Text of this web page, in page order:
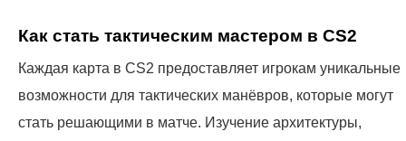
Как стать тактическим мастером в CS2
Каждая карта в CS2 предоставляет игрокам уникальные
возможности для тактических манёвров, которые могут
стать решающими в матче. Изучение архитектуры,